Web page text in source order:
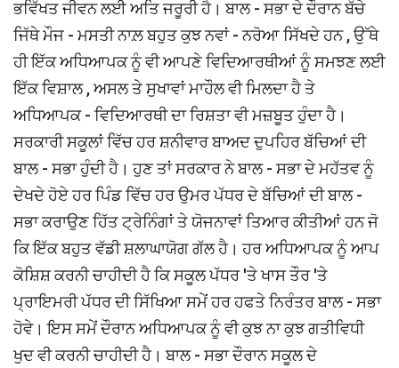
ਭਵਿੱਖਤ ਜੀਵਨ ਲਈ ਅਤਿ ਜਰੂਰੀ ਹੈ। ਬਾਲ - ਸਭਾ ਦੇ ਦੌਰਾਨ ਬੱਚੇ
ਜਿੱਥੇ ਮੌਜ - ਮਸਤੀ ਨਾਲ਼ ਬਹੁਤ ਕੁਝ ਨਵਾਂ - ਨਰੋਆ ਸਿੱਖਦੇ ਹਨ , ਉੱਥੇ
ਹੀ ਇੱਕ ਅਧਿਆਪਕ ਨੂੰ ਵੀ ਆਪਣੇ ਵਿਦਿਆਰਥੀਆਂ ਨੂੰ ਸਮਝਣ ਲਈ
ਇੱਕ ਵਿਸ਼ਾਲ , ਅਸਲ ਤੇ ਸੁਖਾਵਾਂ ਮਾਹੌਲ ਵੀ ਮਿਲਦਾ ਹੈ ਤੇ
ਅਧਿਆਪਕ - ਵਿਦਿਆਰਥੀ ਦਾ ਰਿਸ਼ਤਾ ਵੀ ਮਜ਼ਬੂਤ ਹੁੰਦਾ ਹੈ।
ਸਰਕਾਰੀ ਸਕੂਲਾਂ ਵਿੱਚ ਹਰ ਸ਼ਨੀਵਾਰ ਬਾਅਦ ਦੁਪਹਿਰ ਬੱਚਿਆਂ ਦੀ
ਬਾਲ - ਸਭਾ ਹੁੰਦੀ ਹੈ। ਹੁਣ ਤਾਂ ਸਰਕਾਰ ਨੇ ਬਾਲ - ਸਭਾ ਦੇ ਮਹੱਤਵ ਨੂੰ
ਦੇਖਦੇ ਹੋਏ ਹਰ ਪਿੰਡ ਵਿੱਚ ਹਰ ਉਮਰ ਪੱਧਰ ਦੇ ਬੱਚਿਆਂ ਦੀ ਬਾਲ -
ਸਭਾ ਕਰਾਉਣ ਹਿੱਤ ਟ੍ਰੇਨਿੰਗਾਂ ਤੇ ਯੋਜਨਾਵਾਂ ਤਿਆਰ ਕੀਤੀਆਂ ਹਨ ਜੋ
ਕਿ ਇੱਕ ਬਹੁਤ ਵੱਡੀ ਸ਼ਲਾਘਾਯੋਗ ਗੱਲ ਹੈ। ਹਰ ਅਧਿਆਪਕ ਨੂੰ ਆਪ
ਕੋਸ਼ਿਸ਼ ਕਰਨੀ ਚਾਹੀਦੀ ਹੈ ਕਿ ਸਕੂਲ ਪੱਧਰ 'ਤੇ ਖਾਸ ਤੌਰ 'ਤੇ
ਪ੍ਰਾਇਮਰੀ ਪੱਧਰ ਦੀ ਸਿੱਖਿਆ ਸਮੇਂ ਹਰ ਹਫਤੇ ਨਿਰੰਤਰ ਬਾਲ - ਸਭਾ
ਹੋਵੇ। ਇਸ ਸਮੇਂ ਦੌਰਾਨ ਅਧਿਆਪਕ ਨੂੰ ਵੀ ਕੁਝ ਨਾ ਕੁਝ ਗਤੀਵਿਧੀ
ਖੁਦ ਵੀ ਕਰਨੀ ਚਾਹੀਦੀ ਹੈ। ਬਾਲ - ਸਭਾ ਦੌਰਾਨ ਸਕੂਲ ਦੇ